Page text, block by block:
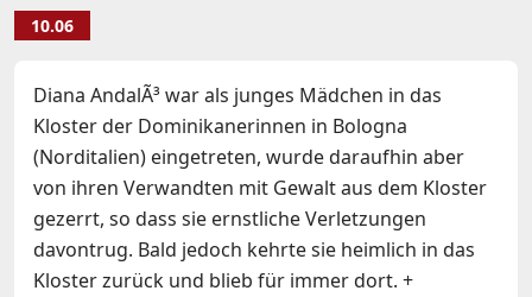
10.06
Diana AndalÃ³ war als junges Mädchen in das
Kloster der Dominikanerinnen in Bologna
(Norditalien) eingetreten, wurde daraufhin aber
von ihren Verwandten mit Gewalt aus dem Kloster
gezerrt, so dass sie ernstliche Verletzungen
davontrug. Bald jedoch kehrte sie heimlich in das
Kloster zurück und blieb für immer dort. +